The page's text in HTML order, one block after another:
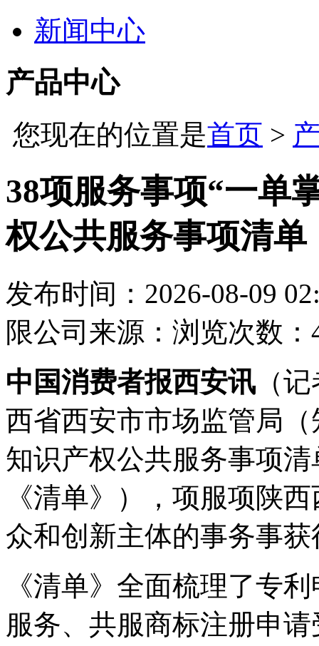
新闻中心
产品中心
您现在的位置是首页 >
38项服务事项“一单
权公共服务事项清单
发布时间：2026-08-09
限公司 来源： 浏览次数：
中国消费者报西安讯 （
西省西安市市场监管局
知识产权公共服务事项
《清单》），项服项陕
众和创新主体的事务事获
《清单》全面梳理了专
服务、共服商标注册申